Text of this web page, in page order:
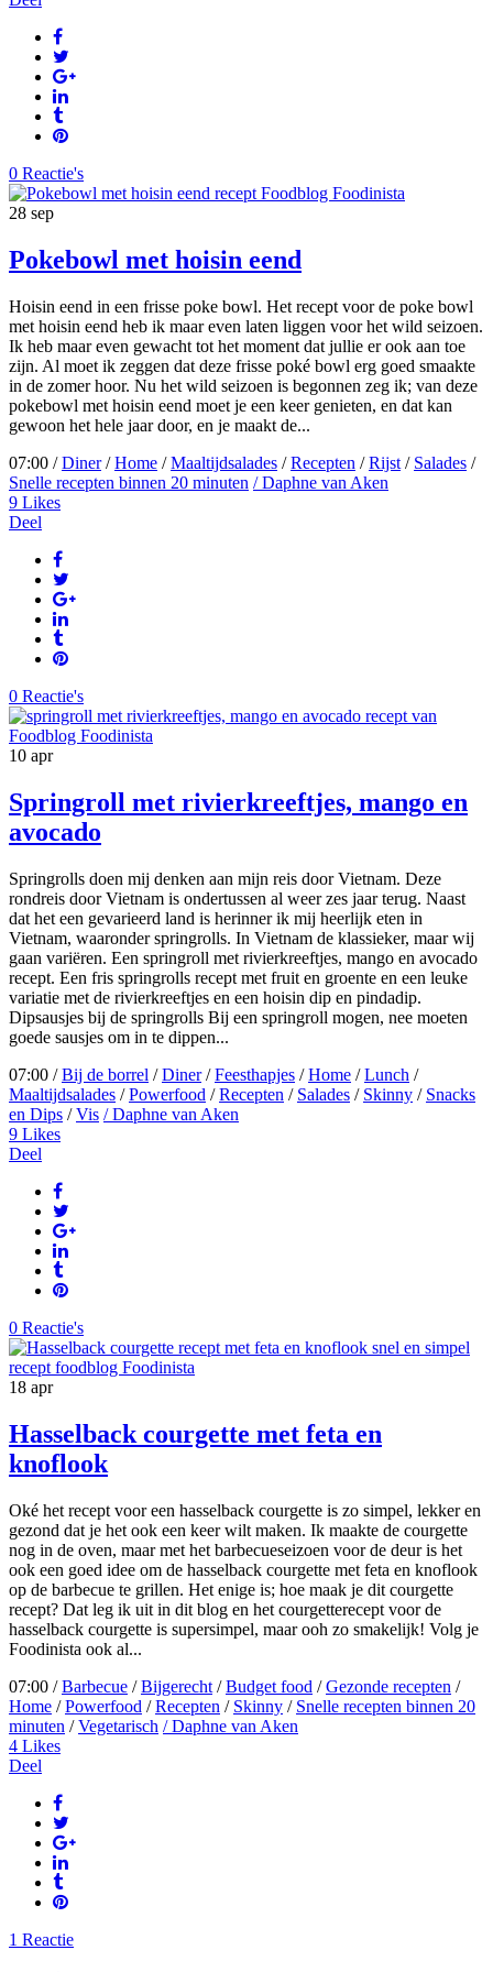
0 Reactie's
28 sep
Pokebowl met hoisin eend
Hoisin eend in een frisse poke bowl. Het recept voor de poke bowl
met hoisin eend heb ik maar even laten liggen voor het wild seizoen.
Ik heb maar even gewacht tot het moment dat jullie er ook aan toe
zijn. Al moet ik zeggen dat deze frisse poké bowl erg goed smaakte
in de zomer hoor. Nu het wild seizoen is begonnen zeg ik; van deze
pokebowl met hoisin eend moet je een keer genieten, en dat kan
gewoon het hele jaar door, en je maakt de...
07:00 /Diner/Home /Maaltijdsalades /Recepten /Rijst / Salades /
Snelle recepten binnen 20 minuten / Daphne van Aken
9 Likes
Deel
0 Reactie's
10 apr
Springroll met rivierkreeftjes, mango en
avocado
Springrolls doen mij denken aan mijn reis door Vietnam. Deze
rondreis door Vietnam is ondertussen al weer zes jaar terug. Naast
dat het een gevarieerd land is herinner ik mij heerlijk eten in
Vietnam, waaronder springrolls. In Vietnam de klassieker, maar wij
gaan variëren. Een springroll met rivierkreeftjes, mango en avocado
recept. Een fris springrolls recept met fruit en groente en een leuke
variatie met de rivierkreeftjes en een hoisin dip en pindadip.
Dipsausjes bij de springrolls Bij een springroll mogen, nee moeten
goede sausjes om in te dippen...
07:00 /Bij de borrel /Diner/Feesthapjes /Home /Lunch /
Maaltijdsalades /Powerfood /Recepten / Salades / Skinny / Snacks
en Dips /Vis / Daphne van Aken
9 Likes
Deel
0 Reactie's
18 apr
Hasselback courgette met feta en
knoflook
Oké het recept voor een hasselback courgette is zo simpel, lekker en
gezond dat je het ook een keer wilt maken. Ik maakte de courgette
nog in de oven, maar met het barbecueseizoen voor de deur is het
ook een goed idee om de hasselback courgette met feta en knoflook
op de barbecue te grillen. Het enige is; hoe maak je dit courgette
recept? Dat leg ik uit in dit blog en het courgetterecept voor de
hasselback courgette is supersimpel, maar ooh zo smakelijk! Volg je
Foodinista ook al...
07:00 /Barbecue /Bijgerecht /Budget food /Gezonde recepten /
Home /Powerfood /Recepten / Skinny / Snelle recepten binnen 20
minuten /Vegetarisch / Daphne van Aken
4 Likes
Deel
1 Reactie